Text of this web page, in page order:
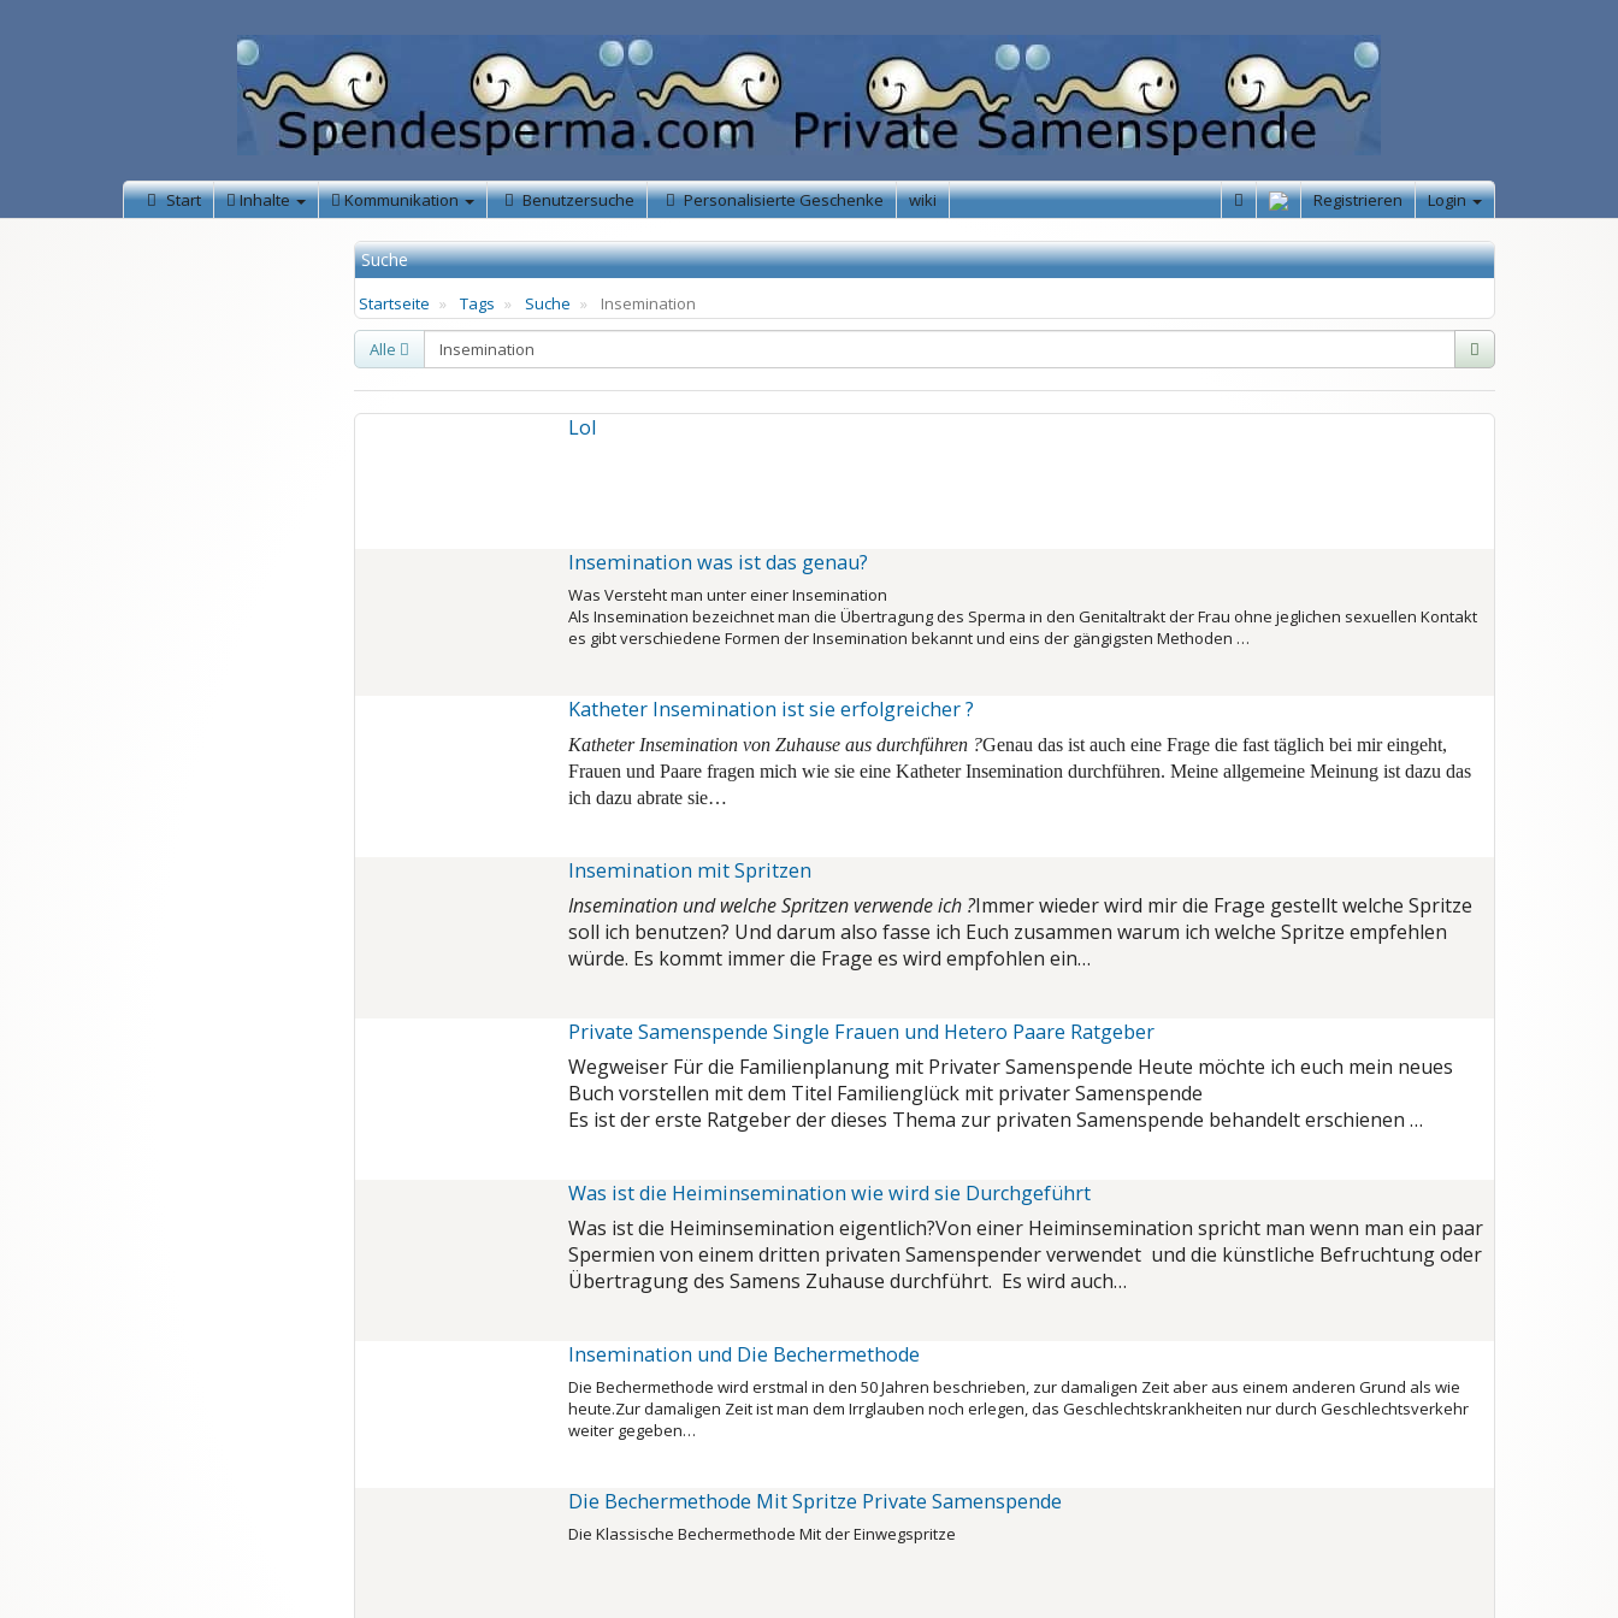
Start Inhalte Kommunikation Benutzersuche Personalisierte Geschenke wiki Registrieren Login
Suche
Startseite Tags Suche Insemination
Alle
Lol
Insemination was ist das genau?
Was Versteht man unter einer Insemination
Als Insemination bezeichnet man die Übertragung des Sperma in den Genitaltrakt der Frau ohne jeglichen sexuellen Kontakt
es gibt verschiedene Formen der Insemination bekannt und eins der gängigsten Methoden …
Katheter Insemination ist sie erfolgreicher ?
Katheter Insemination von Zuhause aus durchführen ?Genau das ist auch eine Frage die fast täglich bei mir eingeht,
Frauen und Paare fragen mich wie sie eine Katheter Insemination durchführen. Meine allgemeine Meinung ist dazu das
ich dazu abrate sie…
Insemination mit Spritzen
Insemination und welche Spritzen verwende ich ?Immer wieder wird mir die Frage gestellt welche Spritze
soll ich benutzen? Und darum also fasse ich Euch zusammen warum ich welche Spritze empfehlen
würde. Es kommt immer die Frage es wird empfohlen ein…
Private Samenspende Single Frauen und Hetero Paare Ratgeber
Wegweiser Für die Familienplanung mit Privater Samenspende Heute möchte ich euch mein neues
Buch vorstellen mit dem Titel Familienglück mit privater Samenspende
Es ist der erste Ratgeber der dieses Thema zur privaten Samenspende behandelt erschienen …
Was ist die Heiminsemination wie wird sie Durchgeführt
Was ist die Heiminsemination eigentlich?Von einer Heiminsemination spricht man wenn man ein paar
Spermien von einem dritten privaten Samenspender verwendet und die künstliche Befruchtung oder
Übertragung des Samens Zuhause durchführt. Es wird auch…
Insemination und Die Bechermethode
Die Bechermethode wird erstmal in den 50 Jahren beschrieben, zur damaligen Zeit aber aus einem anderen Grund als wie
heute.Zur damaligen Zeit ist man dem Irrglauben noch erlegen, das Geschlechtskrankheiten nur durch Geschlechtsverkehr
weiter gegeben…
Die Bechermethode Mit Spritze Private Samenspende
Die Klassische Bechermethode Mit der Einwegspritze